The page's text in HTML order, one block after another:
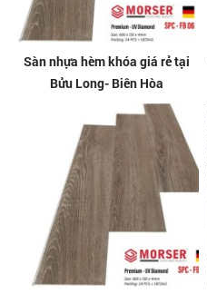
Sàn nhựa hèm khóa giá rẻ tại
Bửu Long- Biên Hòa